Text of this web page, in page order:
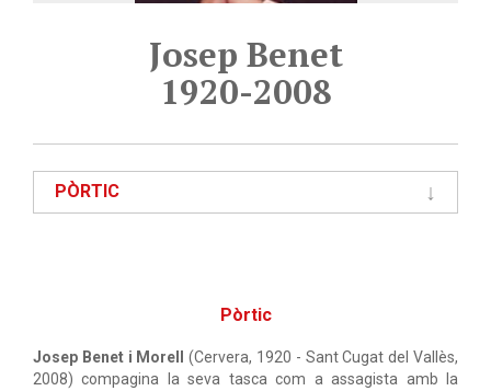
Josep Benet
1920-2008
PÒRTIC
Pòrtic
Josep Benet i Morell
(Cervera, 1920 - Sant Cugat del Vallès,
2008) compagina la seva tasca com a assagista amb la